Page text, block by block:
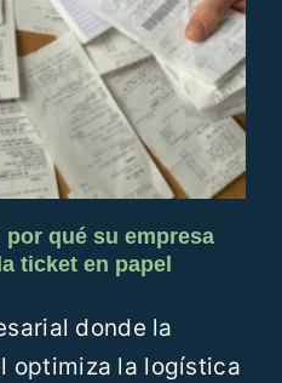
qué su empresa
ticket en papel
donde la
optimiza la logística